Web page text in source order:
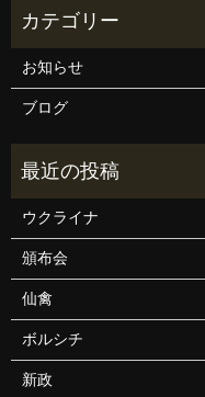
お知らせ
ブログ
ウクライナ
頒布会
仙禽
ボルシチ
新政